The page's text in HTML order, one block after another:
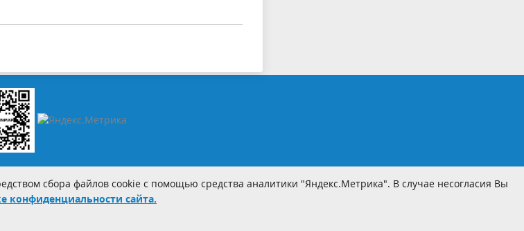
сбора файлов cookie с помощью средства аналитики "Яндекс.Метрика". В случае несогласия Вы
конфиденциальности сайта.